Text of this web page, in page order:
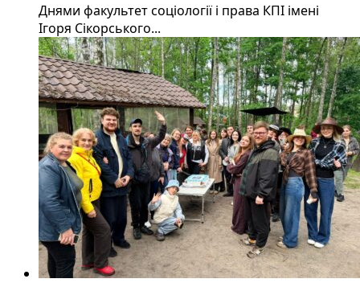
Днями факультет соціології і права КПІ імені
Ігоря Сікорського...